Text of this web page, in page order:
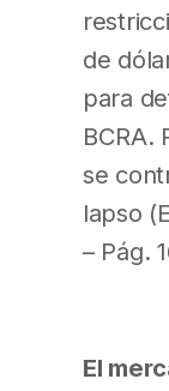
de
para
BCRA.
se
lapso
– Pág.
El